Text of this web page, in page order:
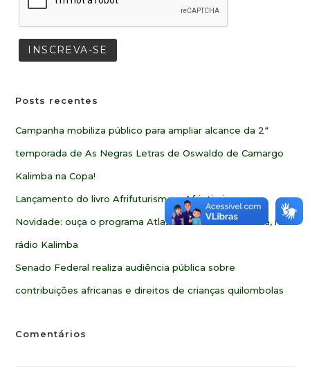
Posts recentes
Campanha mobiliza público para ampliar alcance da 2ª
temporada de As Negras Letras de Oswaldo de Camargo
Kalimba na Copa!
Lançamento do livro Afrifuturismo e Afriotimismo
Novidade: ouça o programa Atlas Geocultural da África, na
rádio Kalimba
Senado Federal realiza audiência pública sobre
contribuições africanas e direitos de crianças quilombolas
Comentários